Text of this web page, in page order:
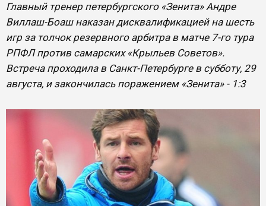
Главный тренер петербургского «Зенита» Андре
Виллаш-Боаш наказан дисквалификацией на шесть
игр за толчок резервного арбитра в матче 7-го тура
РПФЛ против самарских «Крыльев Советов».
Встреча проходила в Санкт-Петербурге в субботу, 29
августа, и закончилась поражением «Зенита» - 1:3